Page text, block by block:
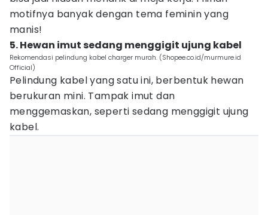
motifnya banyak dengan tema feminin yang
manis!
5. Hewan imut sedang menggigit ujung kabel
Rekomendasi pelindung kabel charger murah. (Shopee.co.id/murmure.id
Official)
Pelindung kabel yang satu ini, berbentuk hewan
berukuran mini. Tampak imut dan
menggemaskan, seperti sedang menggigit ujung
kabel.